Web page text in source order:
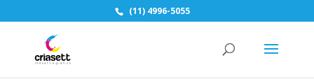
(11) 4996-5055